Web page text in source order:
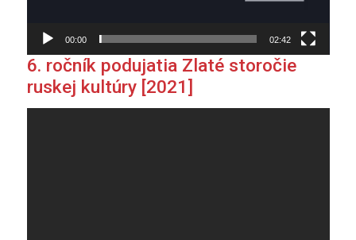
00:00 02:42
6. ročník podujatia Zlaté storočie
ruskej kultúry [2021]